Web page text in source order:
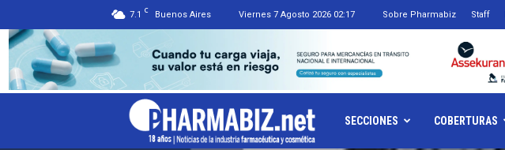
7.1 C Buenos Aires Viernes 7 Agosto 2026 02:17 Sobre Pharmabiz Staff
Pharmabiz.NET
SECCIONES COBERTURAS